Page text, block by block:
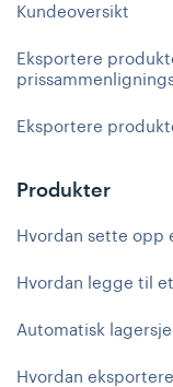
Kundeoversikt
Eksportere
Eksportere
Produkter
Hvordan sette opp
Hvordan legge til
Automatisk
Hvordan